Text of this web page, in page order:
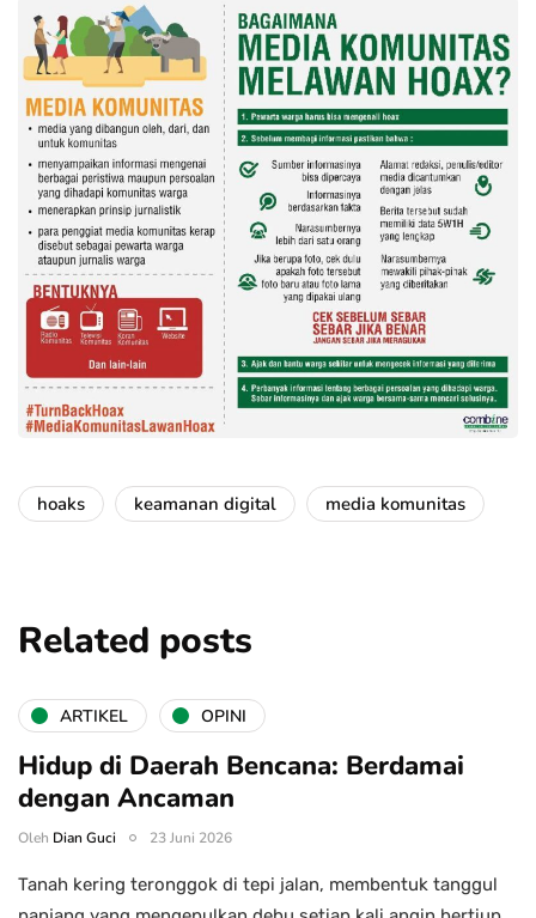
hoaks keamanan digital media komunitas
Related posts
ARTIKEL OPINI
Hidup di Daerah Bencana: Berdamai
dengan Ancaman
Oleh Dian Guci 23 Juni 2026
Tanah kering teronggok di tepi jalan, membentuk tanggul